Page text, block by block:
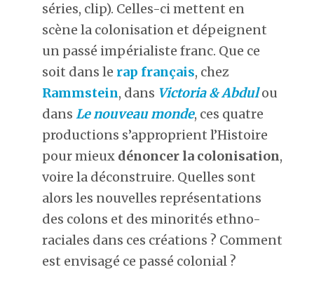
séries, clip). Celles-ci mettent en
scène la colonisation et dépeignent
un passé impérialiste franc. Que ce
soit dans le rap français, chez
Rammstein, dans Victoria & Abdulou
dans Le nouveau monde, ces quatre
productions s’approprient l’Histoire
pour mieux dénoncer la colonisation,
voire la déconstruire. Quelles sont
alors les nouvelles représentations
des colons et des minorités ethno-
raciales dans ces créations ? Comment
est envisagé ce passé colonial ?